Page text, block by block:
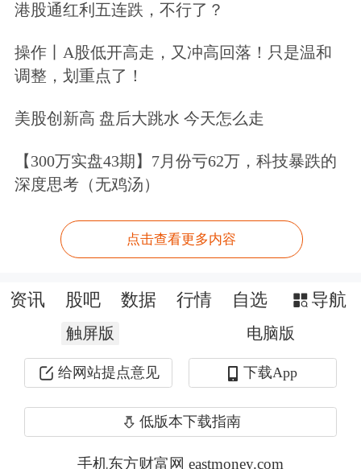
消息面上，浪潮信息昨晚发布业绩预
告，预计上半年归母净利润为26亿—31
亿元，同比增长226%—288%；扣非净
206%—280%。
浪潮信息今年一季度的净利为6亿元，
按最新业绩预告区间计算，公司二季度
归母净利润约为20亿—25亿元，创下有
史以来单季度业绩新高，而去年同期仅
3.36亿元。
全球AI军备竞赛中追赶，以字节跳动为
港股通红利五连跌，不行了？
操作丨A股低开高走，又冲高回落！只是温和
调整，划重点了！
美股创新高 盘后大跳水 今天怎么走
【300万实盘43期】7月份亏62万，科技暴跌的
深度思考（无鸡汤）
点击查看更多内容
资讯 股吧 数据 行情 自选 导航
触屏版 电脑版
给网站提点意见 下载App
低版本下载指南
手机东方财富网 eastmoney.com